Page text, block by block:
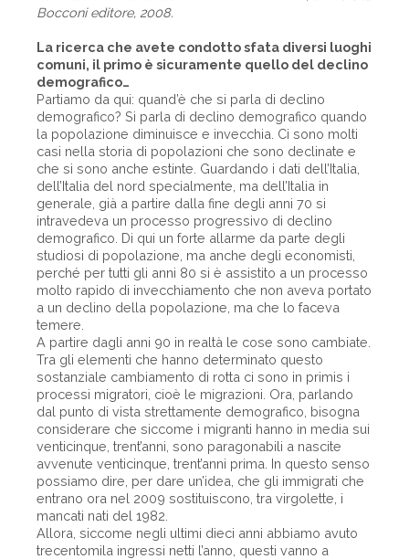
Bocconi editore, 2008.
La ricerca che avete condotto sfata diversi luoghi
comuni, il primo è sicuramente quello del declino
demografico…
Partiamo da qui: quand’è che si parla di declino
demografico? Si parla di declino demografico quando
la popolazione diminuisce e invecchia. Ci sono molti
casi nella storia di popolazioni che sono declinate e
che si sono anche estinte. Guardando i dati dell’Italia,
dell’Italia del nord specialmente, ma dell’Italia in
generale, già a partire dalla fine degli anni 70 si
intravedeva un processo progressivo di declino
demografico. Di qui un forte allarme da parte degli
studiosi di popolazione, ma anche degli economisti,
perché per tutti gli anni 80 si è assistito a un processo
molto rapido di invecchiamento che non aveva portato
a un declino della popolazione, ma che lo faceva
temere.
A partire dagli anni 90 in realtà le cose sono cambiate.
Tra gli elementi che hanno determinato questo
sostanziale cambiamento di rotta ci sono in primis i
processi migratori, cioè le migrazioni. Ora, parlando
dal punto di vista strettamente demografico, bisogna
considerare che siccome i migranti hanno in media sui
venticinque, trent’anni, sono paragonabili a nascite
avvenute venticinque, trent’anni prima. In questo senso
possiamo dire, per dare un’idea, che gli immigrati che
entrano ora nel 2009 sostituiscono, tra virgolette, i
mancati nati del 1982.
Allora, siccome negli ultimi dieci anni abbiamo avuto
trecentomila ingressi netti l’anno, questi vanno a